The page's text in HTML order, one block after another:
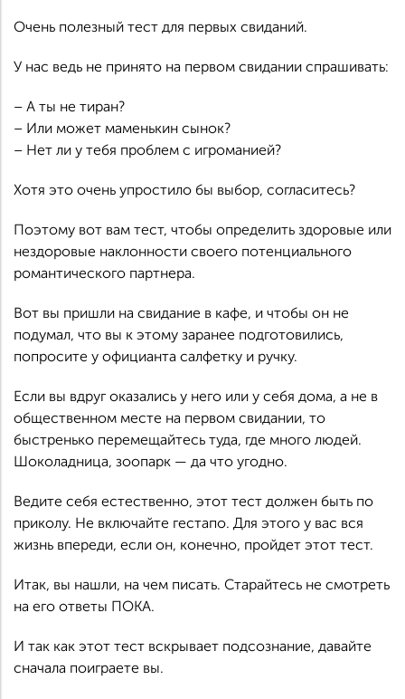
Очень полезный тест для первых свиданий.
У нас ведь не принято на первом свидании спрашивать:
– А ты не тиран?
– Или может маменькин сынок?
– Нет ли у тебя проблем с игроманией?
Хотя это очень упростило бы выбор, согласитесь?
Поэтому вот вам тест, чтобы определить здоровые или
нездоровые наклонности своего потенциального
романтического партнера.
Вот вы пришли на свидание в кафе, и чтобы он не
подумал, что вы к этому заранее подготовились,
попросите у официанта салфетку и ручку.
Если вы вдруг оказались у него или у себя дома, а не в
общественном месте на первом свидании, то
быстренько перемещайтесь туда, где много людей.
Шоколадница, зоопарк — да что угодно.
Ведите себя естественно, этот тест должен быть по
приколу. Не включайте гестапо. Для этого у вас вся
жизнь впереди, если он, конечно, пройдет этот тест.
Итак, вы нашли, на чем писать. Старайтесь не смотреть
на его ответы ПОКА.
И так как этот тест вскрывает подсознание, давайте
сначала поиграете вы.